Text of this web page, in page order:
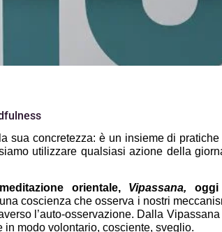
sua concretezza: è un insieme di pratiche
utilizzare qualsiasi azione della
orientale, Vipassana, oggi
coscienza che osserva i nostri
l’auto-osservazione. Dalla Vipassana
modo volontario, cosciente, sveglio.